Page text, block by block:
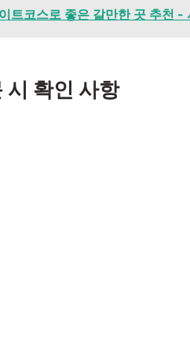
트코스로 좋은 갈만한 곳 추천
시 확인 사항